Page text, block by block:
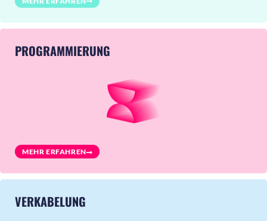
PROGRAMMIERUNG
MEHR ERFAHREN
VERKABELUNG